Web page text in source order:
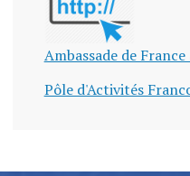
Ambassade de France
Pôle d'Activités